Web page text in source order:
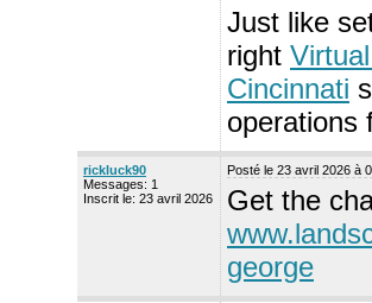
Just like
right
Cincinnati
operations
rickluck90
Messages: 1
Inscrit le: 23 avril 2026
Posté le 23 avril 2026 à
Get the
george